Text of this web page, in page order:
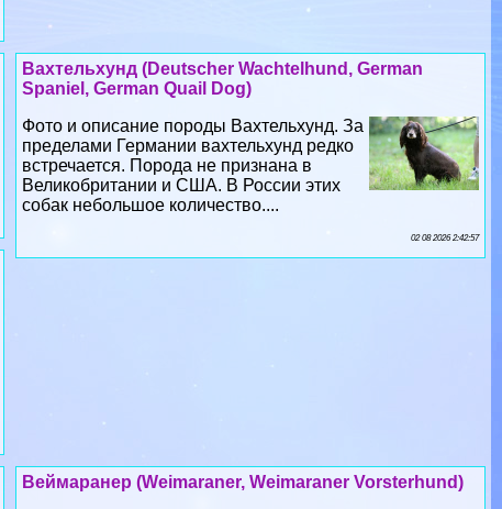
Вахтельхунд (Deutscher Wachtelhund, German
Spaniel, German Quail Dog)
Фото и описание породы Вахтельхунд. За
пределами Германии вахтельхунд редко
встречается. Порода не признана в
Великобритании и США. В России этих
собак небольшое количество....
02 08 2026 2:42:57
Веймаранер (Weimaraner, Weimaraner Vorsterhund)